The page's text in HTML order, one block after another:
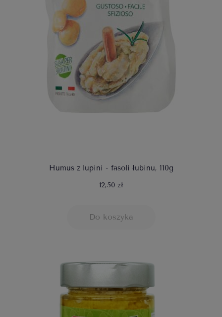
Humus z lupini - fasoli łubinu, 110g
12,50 zł
Do koszyka